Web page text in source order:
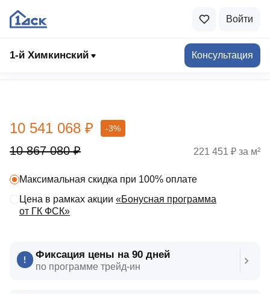
Войти
1-й Химкинский Консультация
Выбрать квартиру
10 867 080 ₽
10 541 068 ₽ -3%
Фиксация цены на 90 дней
по программе трейд‑ин
Максимальная скидка при 100% оплате
Цена в рамках акции «Бонусная программа
от ГК ФСК»
221 451 ₽ за м²